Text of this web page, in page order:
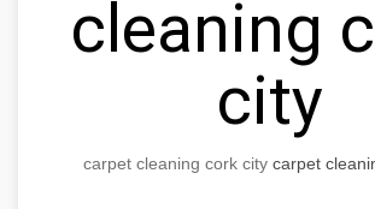
cleaning
city
carpet cleaning cork city carpet